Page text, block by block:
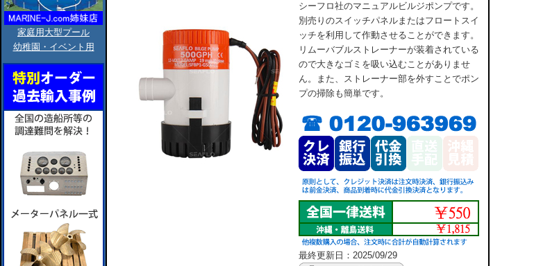
家庭用大型プール
幼稚園・イベント用
シーフロ社のマニュアルビルジポンプです。
別売りのスイッチパネルまたはフロートスイ
ッチを利用して作動させることができます。
リムーバブルストレーナーが装着されている
ので大きなゴミを吸い込むことがありませ
ん。また、ストレーナー部を外すことでポン
プの掃除も簡単です。
最終更新日：2025/09/29